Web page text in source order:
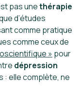
pas unethérapie
d’études
comme pratique
comme ceux de
» pour
dépression
: elle complète, ne